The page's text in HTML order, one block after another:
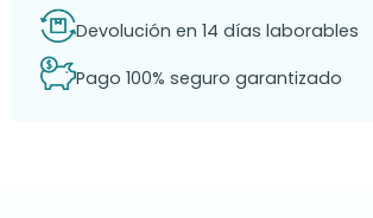
Devolución en 14 días laborables
Pago 100% seguro garantizado